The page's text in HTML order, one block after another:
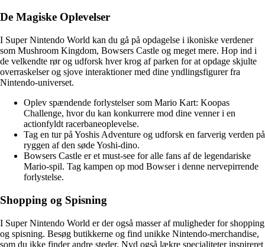
De Magiske Oplevelser
I Super Nintendo World kan du gå på opdagelse i ikoniske verdener
som Mushroom Kingdom, Bowsers Castle og meget mere. Hop ind i
de velkendte rør og udforsk hver krog af parken for at opdage skjulte
overraskelser og sjove interaktioner med dine yndlingsfigurer fra
Nintendo-universet.
Oplev spændende forlystelser som Mario Kart: Koopas
Challenge, hvor du kan konkurrere mod dine venner i en
actionfyldt racerbaneoplevelse.
Tag en tur på Yoshis Adventure og udforsk en farverig verden på
ryggen af den søde Yoshi-dino.
Bowsers Castle er et must-see for alle fans af de legendariske
Mario-spil. Tag kampen op mod Bowser i denne nervepirrende
forlystelse.
Shopping og Spisning
I Super Nintendo World er der også masser af muligheder for shopping
og spisning. Besøg butikkerne og find unikke Nintendo-merchandise,
som du ikke finder andre steder. Nyd også lækre specialiteter inspireret